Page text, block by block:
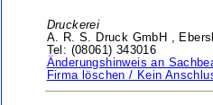
Druckerei
A. R. S. Druck GmbH ,
Tel: (08061) 343016
Änderungshinweis an
Firma löschen / Kein